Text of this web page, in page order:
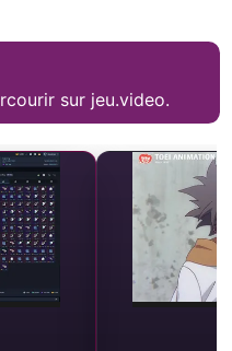
sur jeu.video.